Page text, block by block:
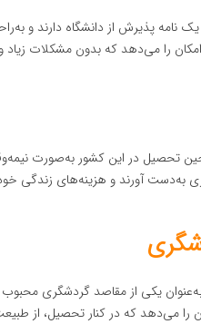
نامه پذیرش از دانشگاه دارند و
را می‌دهد که بدون مشکلات زیاد
تحصیل در این کشور به‌صورت
به‌دست آورند و هزینه‌های زندگی
به‌عنوان یکی از مقاصد گردشگری
را می‌دهد که در کنار تحصیل، از